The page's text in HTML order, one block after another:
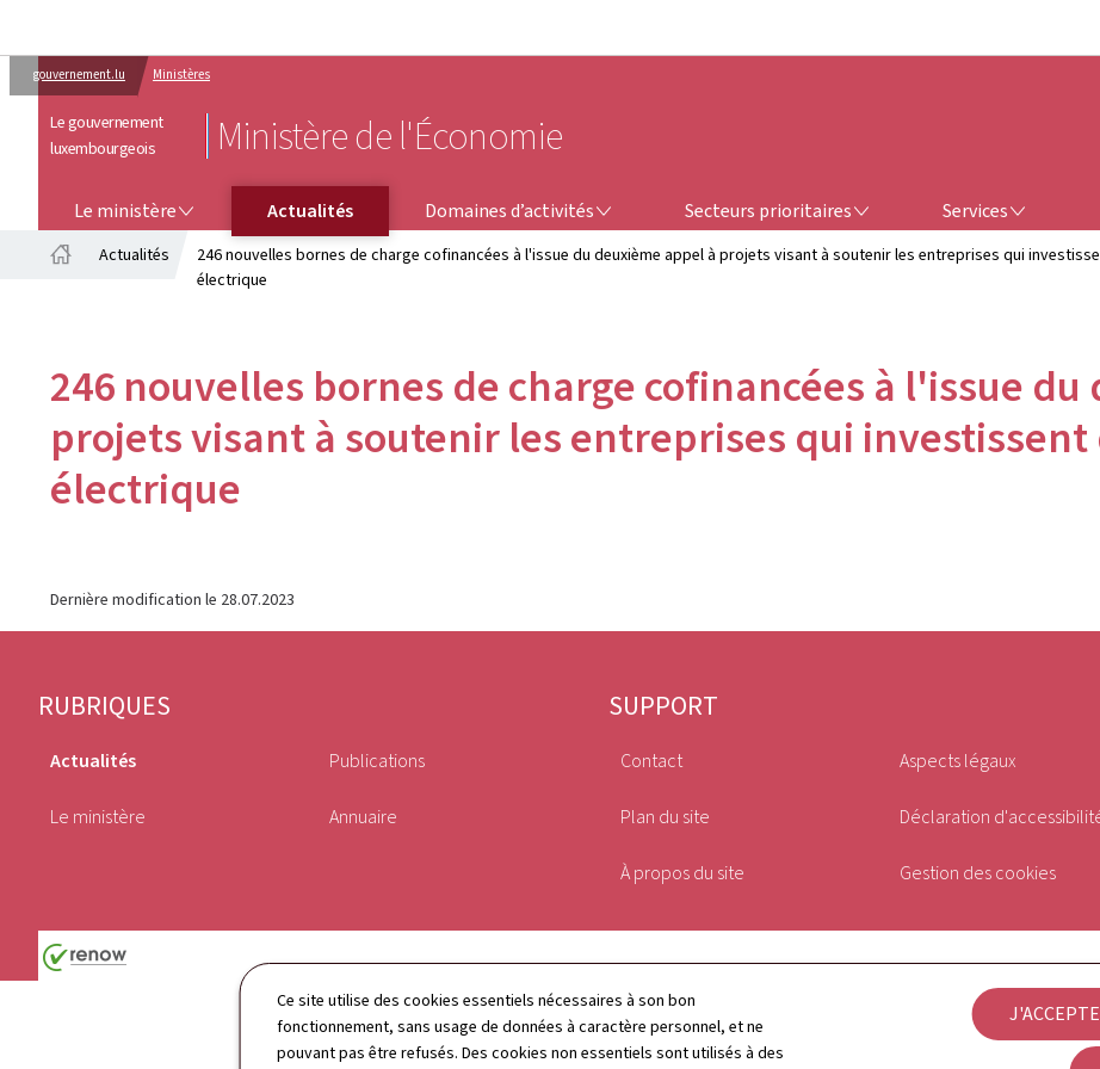
Ce site utilise des cookies essentiels nécessaires à son bon
fonctionnement, sans usage de données à caractère personnel, et ne
pouvant pas être refusés. Des cookies non essentiels sont utilisés à des
J'ACCEPTE
gouvernement.lu Ministères
Le gouvernement
luxembourgeois
Ministère de l'Économie
Le ministère Actualités Domaines d’activités Secteurs prioritaires Services
Actualités
246 nouvelles bornes de charge cofinancées à l'issue du deuxième appel à projets visant à soutenir les entreprises qui
électrique
246 nouvelles bornes de charge cofinancées à l'issue
projets visant à soutenir les entreprises qui
électrique
Dernière modification le 28.07.2023
Pied
de
RUBRIQUES
Actualités
Le ministère
Publications
Annuaire
SUPPORT
Contact
Plan du site
À propos du site
Aspects légaux
Déclaration
Gestion des cookies